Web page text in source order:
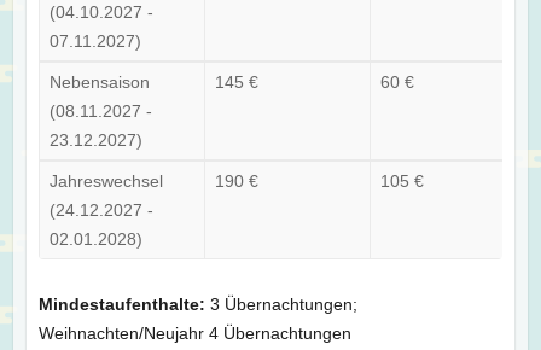
(04.10.2027 -
07.11.2027)
Nebensaison
(08.11.2027 -
23.12.2027)
145 € 60 €
Jahreswechsel
(24.12.2027 -
02.01.2028)
190 € 105 €
Mindestaufenthalte: 3 Übernachtungen;
Weihnachten/Neujahr 4 Übernachtungen